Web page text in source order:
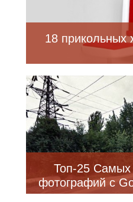
18 прикольных
Топ-25 Самых
фотографий с